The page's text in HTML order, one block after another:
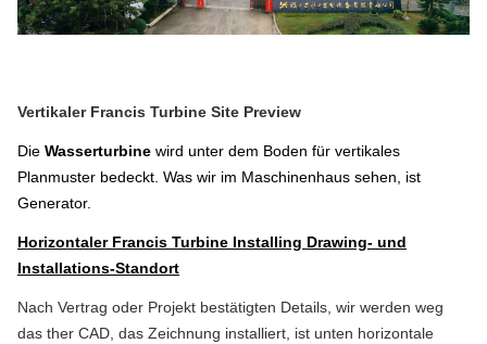
Vertikaler Francis Turbine Site Preview
Die Wasserturbine wird unter dem Boden für vertikales
Planmuster bedeckt. Was wir im Maschinenhaus sehen, ist
Generator.
HorizontalerFrancis Turbine Installing Drawing- und
Installations-Standort
Nach Vertrag oder Projekt bestätigten Details, wir werden weg
das ther CAD, das Zeichnung installiert, ist unten horizontale